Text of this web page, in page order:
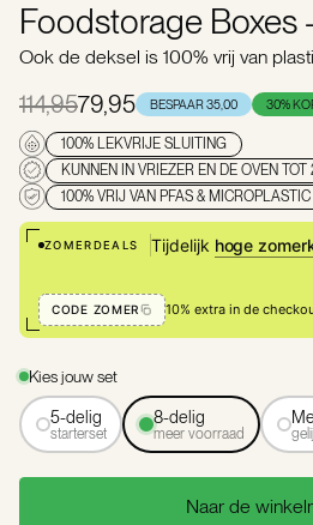
Foodstorage Boxes
Ook de deksel is 100% vrij van
114,9579,95 BESPAAR 35,00 30%
100% LEKVRIJE SLUITING
KUNNEN IN VRIEZER EN DE OVEN TOT
100% VRIJ VAN PFAS & MICROPLASTIC
ZOMERDEALS Tijdelijk hoge
CODE ZOMER 10% extra in de
Kies jouw set
5-delig
starterset
8-delig
meer voorraad
Naar de